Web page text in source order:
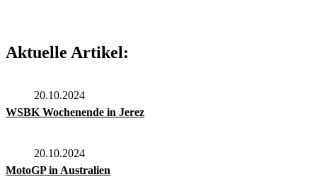
Aktuelle Artikel:
20.10.2024
WSBK Wochenende in Jerez
20.10.2024
MotoGP in Australien